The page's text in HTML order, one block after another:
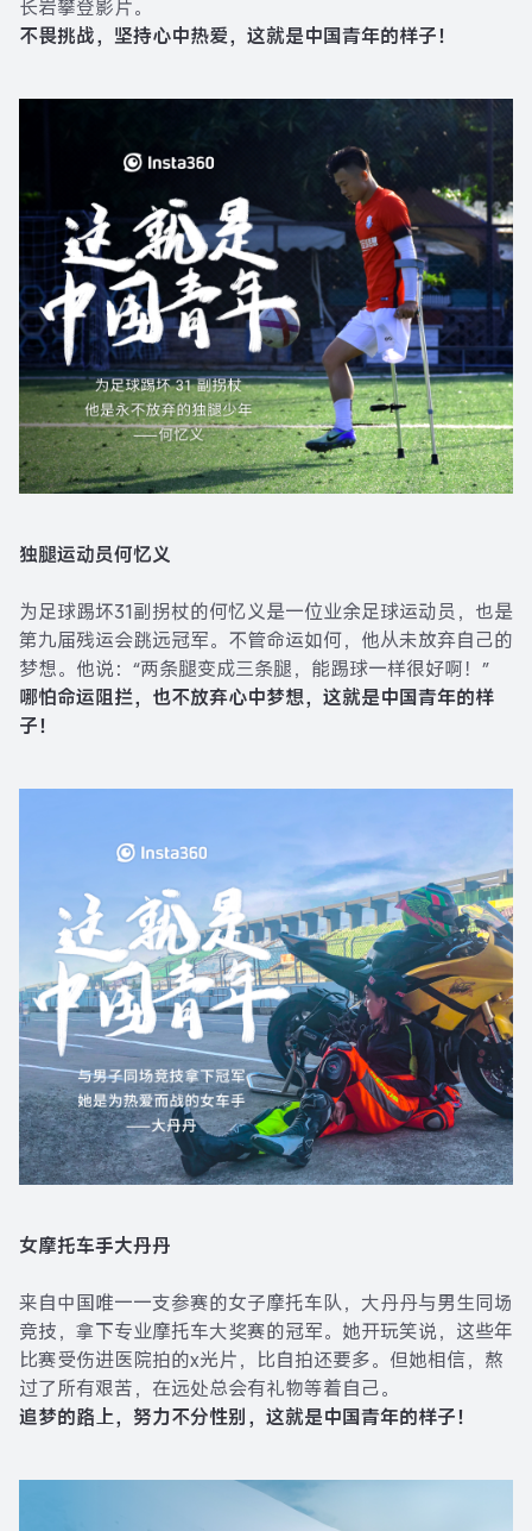
长岩攀登影片。
不畏挑战，坚持心中热爱，这就是中国青年的样子！
独腿运动员何忆义
为足球踢坏31副拐杖的何忆义是一位业余足球运动员，也是
第九届残运会跳远冠军。不管命运如何，他从未放弃自己的
梦想。他说：“两条腿变成三条腿，能踢球一样很好啊！”
哪怕命运阻拦，也不放弃心中梦想，这就是中国青年的样
子！
女摩托车手大丹丹
来自中国唯一一支参赛的女子摩托车队，大丹丹与男生同场
竞技，拿下专业摩托车大奖赛的冠军。她开玩笑说，这些年
比赛受伤进医院拍的x光片，比自拍还要多。但她相信，熬
过了所有艰苦，在远处总会有礼物等着自己。
追梦的路上，努力不分性别，这就是中国青年的样子！